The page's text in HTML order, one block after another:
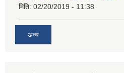
मिति: 02/20/2019 - 11:38
अन्य